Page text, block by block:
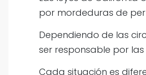
por mordeduras de
Dependiendo de las
ser responsable por
Cada situación es